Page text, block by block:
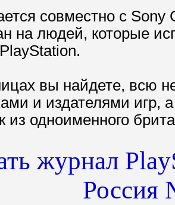
совместно с
на людей, которые
вы найдете, всю
и издателями игр,
из одноименного
журнал
Россия